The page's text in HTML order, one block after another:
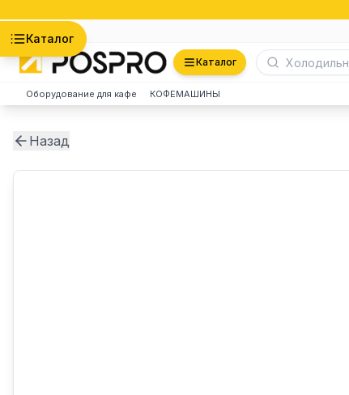
Каталог
Каталог
Оборудование для кафе КОФЕМАШИНЫ
Назад